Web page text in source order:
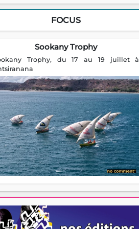
FOCUS
Sookany Trophy
Trophy, du 17 au 19 juillet à